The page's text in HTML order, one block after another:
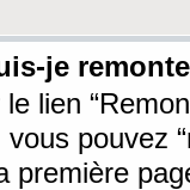
je
lien
pouvez
première